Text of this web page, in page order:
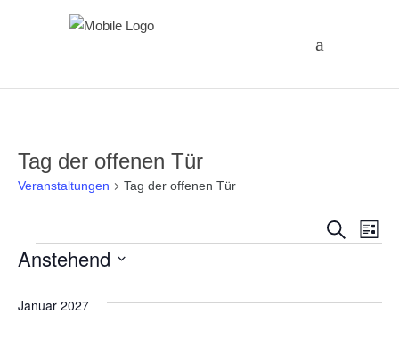
Tag der offenen Tür
Veranstaltungen Tag der offenen Tür
und
Suche
Liste
Veranstaltungen
Anstehend
wählen.
Januar 2027